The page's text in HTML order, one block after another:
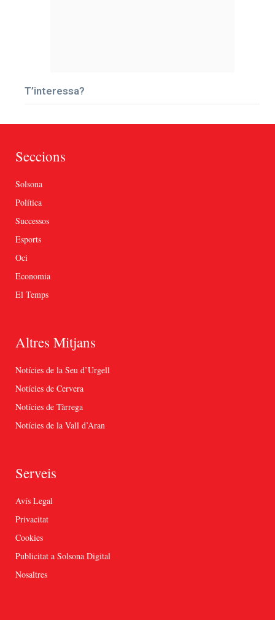
T’interessa?
Seccions
Solsona
Política
Successos
Esports
Oci
Economia
El Temps
Altres Mitjans
Notícies de la Seu d’Urgell
Notícies de Cervera
Notícies de Tàrrega
Notícies de la Vall d’Aran
Serveis
Avís Legal
Privacitat
Cookies
Publicitat a Solsona Digital
Nosaltres